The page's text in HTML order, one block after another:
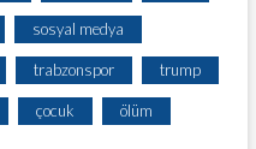
sosyal medya
trabzonspor trump
çocuk ölüm